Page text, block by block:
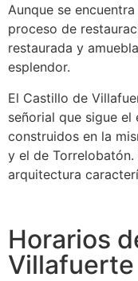
Aunque se
proceso de
restaurada y
esplendor.
El Castillo de
señorial que sigue
construidos en la
y el de
arquitectura
Horarios
Villafuerte